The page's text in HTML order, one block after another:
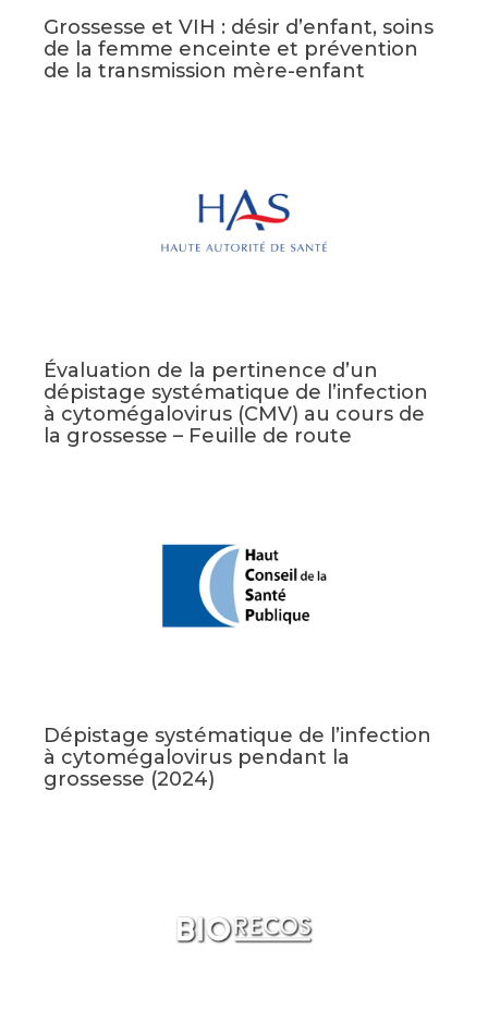
Grossesse et VIH : désir d’enfant, soins
de la femme enceinte et prévention
de la transmission mère-enfant
Évaluation de la pertinence d’un
dépistage systématique de l’infection
à cytomégalovirus (CMV) au cours de
la grossesse – Feuille de route
Dépistage systématique de l’infection
à cytomégalovirus pendant la
grossesse (2024)